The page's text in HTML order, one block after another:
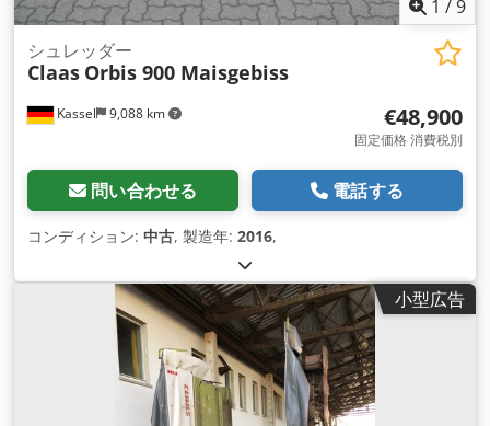
1 /9
Kassel 9,088 km
シュレッダー
Claas Orbis 900 Maisgebiss
€48,900
固定価格 消費税別
問い合わせる 電話する
コンディション: 中古, 製造年: 2016,
小型広告